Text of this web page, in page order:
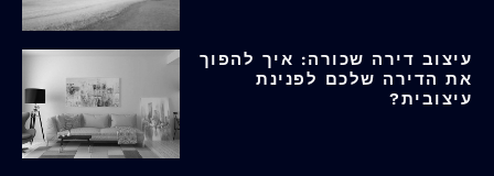
עיצוב דירה שכורה: איך להפוך
את הדירה שלכם לפנינת
עיצובית?